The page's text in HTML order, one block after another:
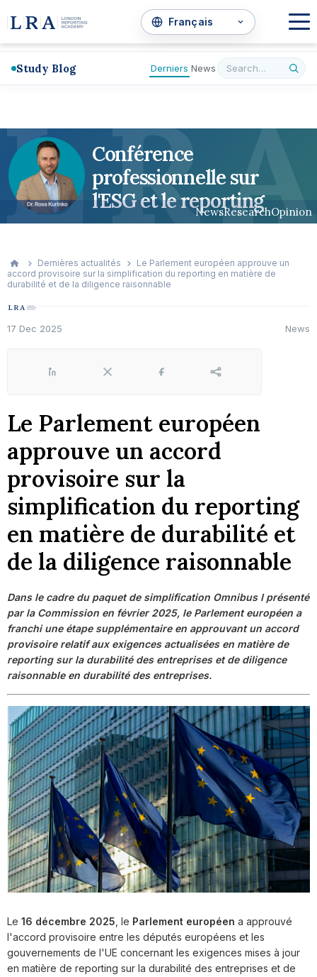
Study Blog Derniers News
Conférence
professionnelle sur
l'ESG et le reporting
NewsResearchOpinion
LRA
Dernières actualités
Le Parlement européen approuve un
accord provisoire sur la simplification du reporting en matière de
durabilité et de la diligence raisonnable
17 Dec 2025 News
LinkedIn X Facebook Share
Le Parlement européen
approuve un accord
provisoire sur la
simplification du reporting
en matière de durabilité et
de la diligence raisonnable
Dans le cadre du paquet de simplification Omnibus I présenté
par la Commission en février 2025, le Parlement européen a
franchi une étape supplémentaire en approuvant un accord
provisoire relatif aux exigences actualisées en matière de
reporting sur la durabilité des entreprises et de diligence
raisonnable en durabilité des entreprises.
Le 16 décembre 2025 , le Parlement européen a approuvé
l'accord provisoire entre les députés européens et les
gouvernements de l'UE concernant les exigences mises à jour
en matière de reporting sur la durabilité des entreprises et de